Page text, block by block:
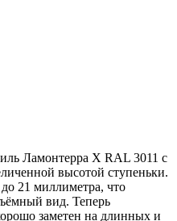
Ламонтерра X RAL 3011 с
высотой ступеньки.
21 миллиметра, что
вид. Теперь
заметен на длинных и